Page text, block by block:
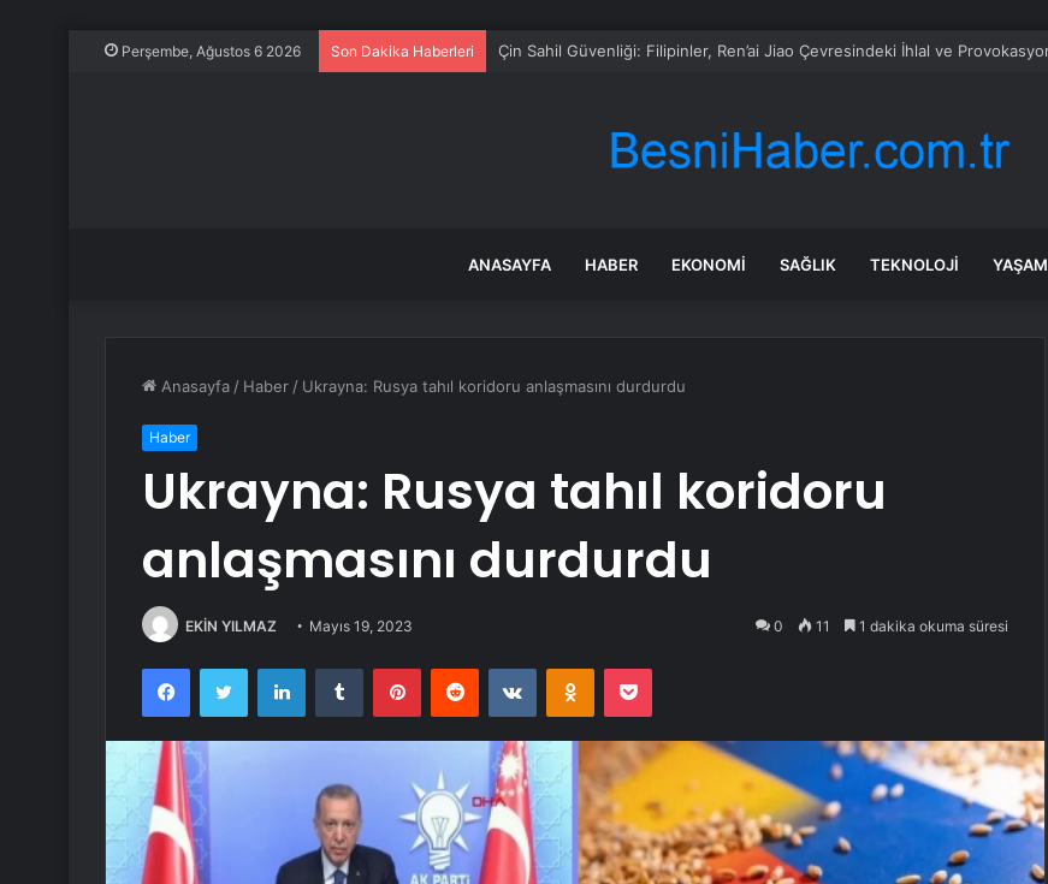
Perşembe, Ağustos 6 2026 Son Dakika Haberleri 30 gün hastanede yatmış! Serdar Ortaç’tan üzen görüntü
ANASAYFA HABER EKONOMI SAĞLIK TEKNOLOJI YAŞAM
Anasayfa / Haber / Ukrayna: Rusya tahıl koridoru anlaşmasını durdurdu
Haber
Ukrayna: Rusya tahıl koridoru
anlaşmasını durdurdu
EKİN YILMAZ Mayıs 19, 2023 0 11 1 dakika okuma süresi
FacebookTwitter LinkedInTumblr PinterestReddit VKontakteOdnoklassniki
Pocket